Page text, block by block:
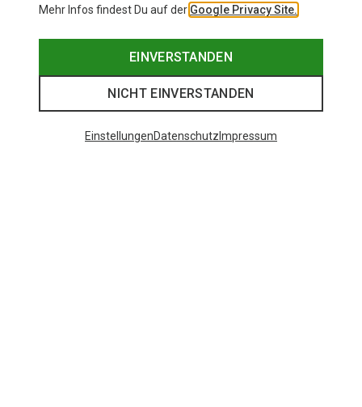
Mehr Infos findest Du auf der Google Privacy Site.
EINVERSTANDEN
NICHT EINVERSTANDEN
EinstellungenDatenschutz Impressum